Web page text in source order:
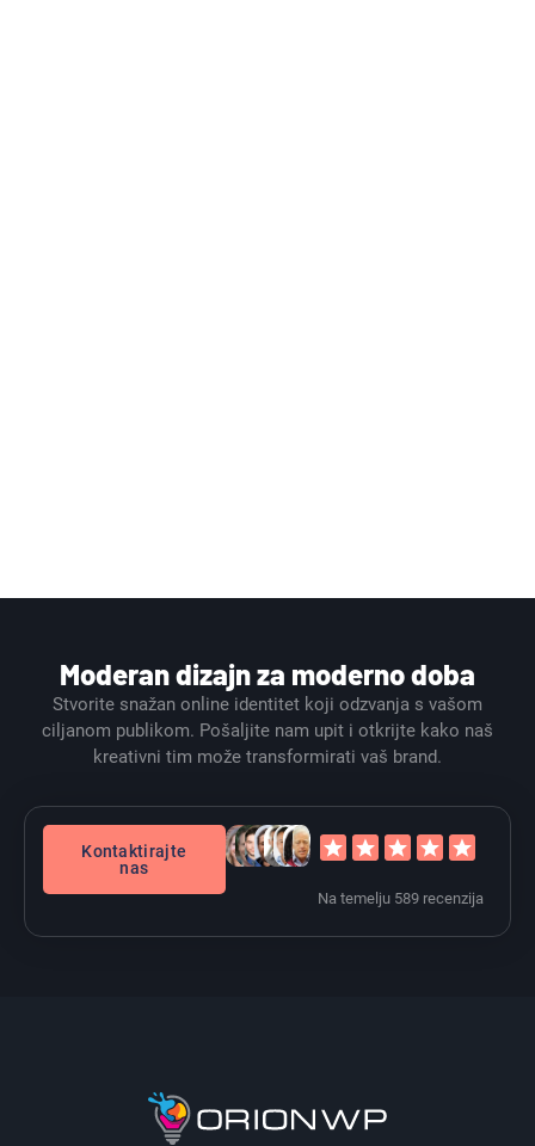
Moderan dizajn za moderno doba
Stvorite snažan online identitet koji odzvanja s vašom
ciljanom publikom. Pošaljite nam upit i otkrijte kako naš
kreativni tim može transformirati vaš brand.
Kontaktirajte
nas
Na temelju 589 recenzija